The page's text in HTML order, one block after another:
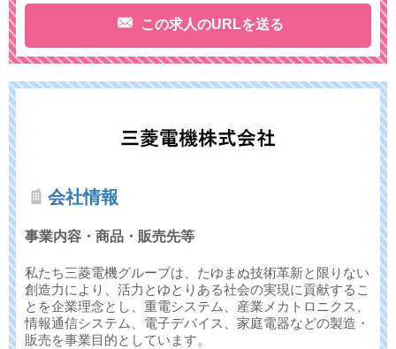
この求人のURLを送る
会社情報
事業内容・商品・販売先等
私たち三菱電機グループは、たゆまぬ技術革新と限りない
創造力により、活力とゆとりある社会の実現に貢献するこ
とを企業理念とし、重電システム、産業メカトロニクス、
情報通信システム、電子デバイス、家庭電器などの製造・
販売を事業目的としています。